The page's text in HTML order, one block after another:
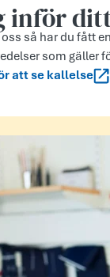
inför
så har du fått
som gäller
att se kallelse